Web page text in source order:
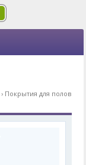
› Покрытия для полов